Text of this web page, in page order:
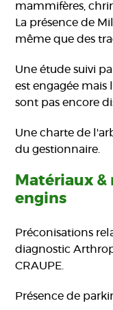
mammifères,
La présence de
même que des
Une étude suivi
est engagée mais
sont pas encore
Une charte de
du gestionnaire.
Matériaux
engins
Préconisations
diagnostic
CRAUPE.
Présence de